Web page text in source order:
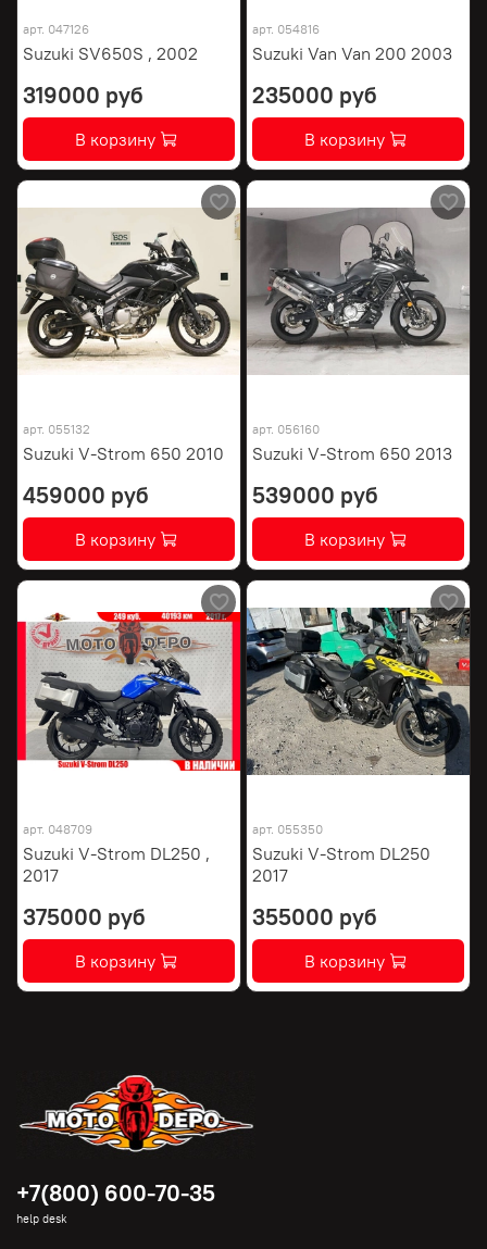
арт. 047126
Suzuki SV650S , 2002
319000 руб
В корзину
арт. 054816
Suzuki Van Van 200 2003
235000 руб
В корзину
арт. 055132
Suzuki V-Strom 650 2010
459000 руб
В корзину
арт. 056160
Suzuki V-Strom 650 2013
539000 руб
В корзину
арт. 048709
Suzuki V-Strom DL250 ,
2017
375000 руб
В корзину
арт. 055350
Suzuki V-Strom DL250
2017
355000 руб
В корзину
+7(800) 600-70-35
help desk